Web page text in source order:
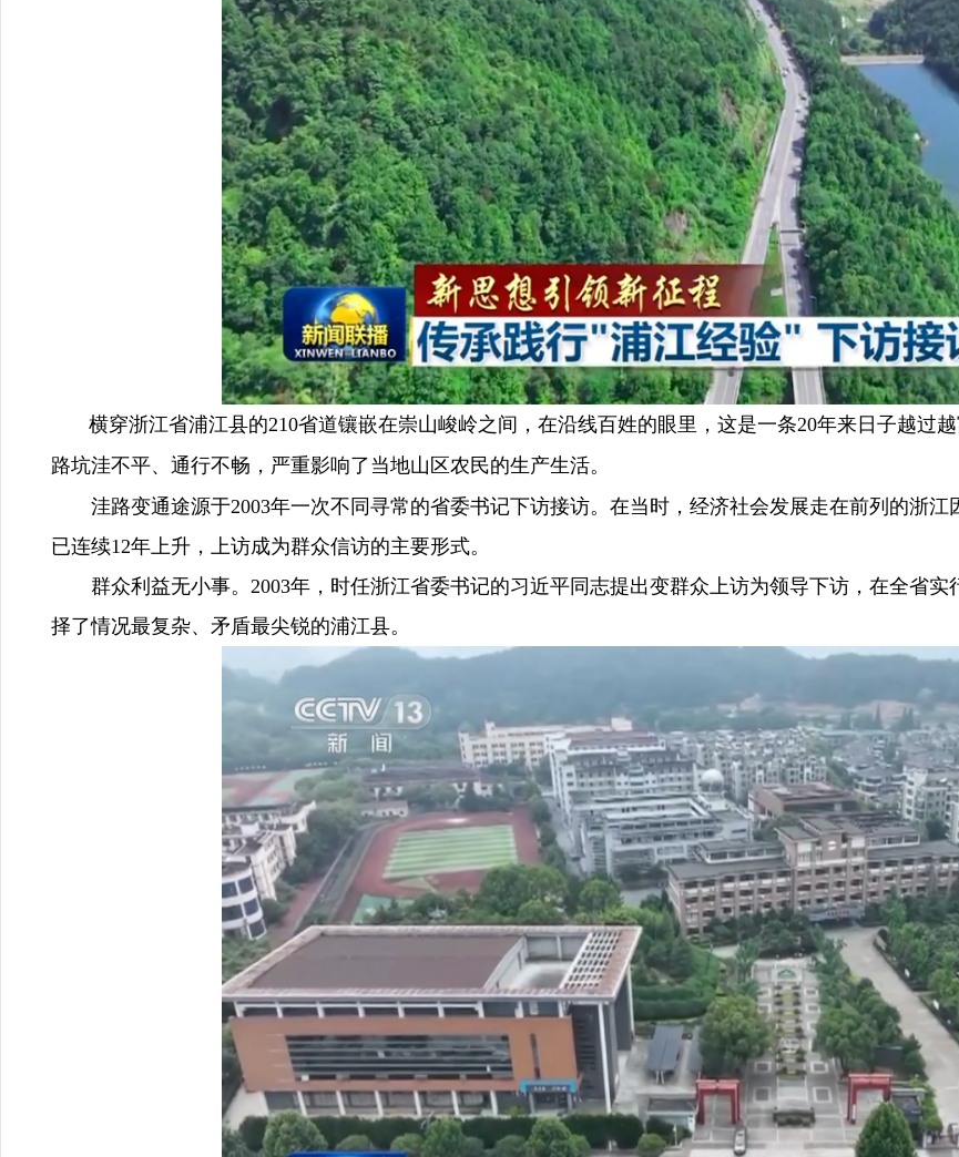
横穿浙江省浦江县的210省道镶嵌在崇山峻岭之间，在沿线百姓的眼里，这是一条20年来日子越过
路坑洼不平、通行不畅，严重影响了当地山区农民的生产生活。
洼路变通途源于2003年一次不同寻常的省委书记下访接访。在当时，经济社会发展走在前列的浙江
已连续12年上升，上访成为群众信访的主要形式。
群众利益无小事。2003年，时任浙江省委书记的习近平同志提出变群众上访为领导下访，在全省实
择了情况最复杂、矛盾最尖锐的浦江县。